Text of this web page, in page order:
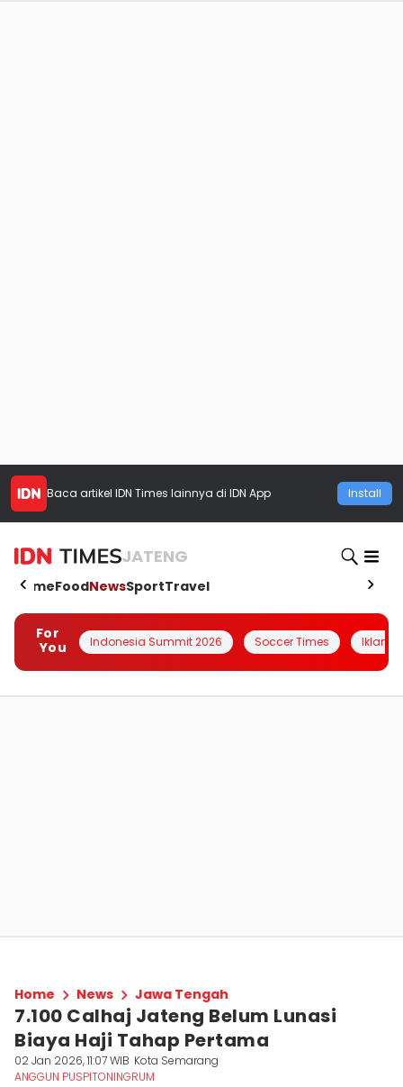
Baca artikel IDN Times lainnya di IDN App Install
JATENG
HomeFoodNewsSportTravel
For
You
Indonesia Summit 2026 Soccer Times Iklanin
Home News Jawa Tengah
7.100 Calhaj Jateng Belum Lunasi
Biaya Haji Tahap Pertama
02 Jan 2026, 11:07 WIB Kota Semarang
ANGGUN PUSPITONINGRUM